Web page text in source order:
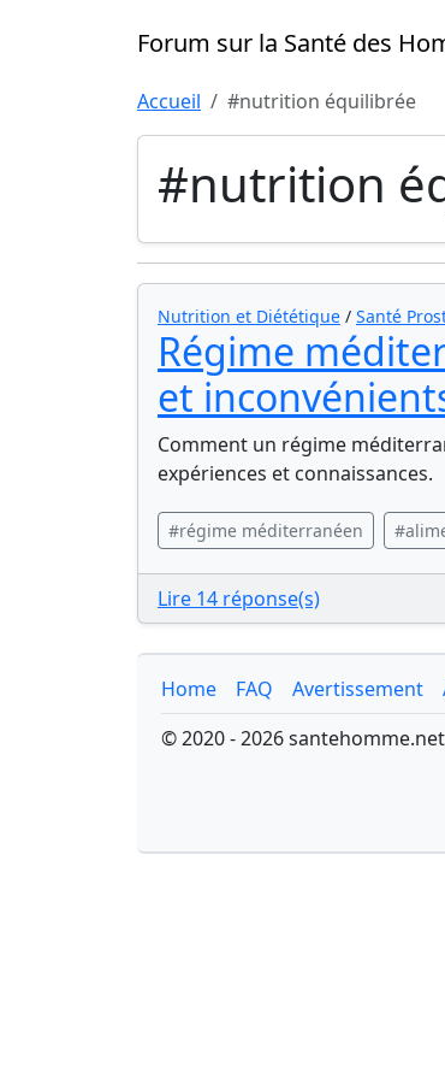
Forum sur la Santé des
Accueil #nutrition équilibrée
#nutrition
Nutrition et Diététique / Santé
Régime
et
Comment un régime
expériences et connaissances.
#régime méditerranéen
Lire 14 réponse(s)
Home FAQ Avertissement
© 2020 - 2026